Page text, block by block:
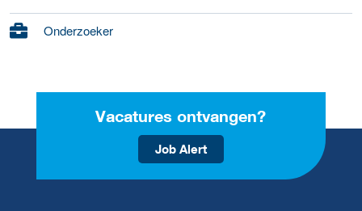
Onderzoeker
Vacatures ontvangen?
Job Alert